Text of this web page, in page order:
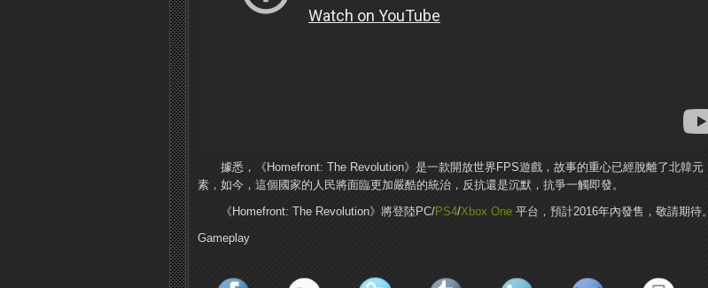
據悉，《Homefront: The Revolution》是一款開放世界FPS遊戲，故事的重心已經脫離了北韓元
素，如今，這個國家的人民將面臨更加嚴酷的統治，反抗還是沉默，抗爭一觸即發。
《Homefront: The Revolution》將登陸PC/PS4/Xbox One 平台，預計2016年內發售，敬請期待。
Gameplay